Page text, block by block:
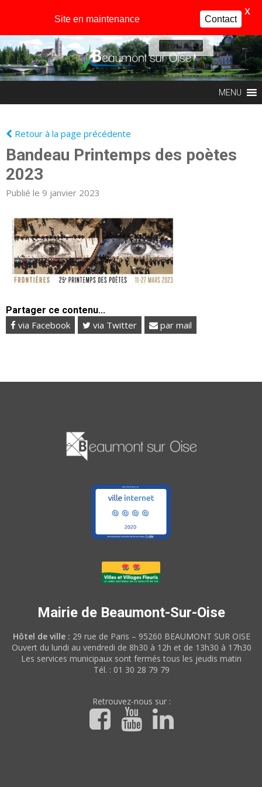
Profil
MENU
Retour à la page précédente
Bandeau Printemps des poètes
2023
Publié le 9 janvier 2023
Partager ce contenu...
via Facebook via Twitter par mail
Mairie de Beaumont-Sur-Oise
Hôtel de ville : 29 rue de Paris – 95260 BEAUMONT SUR OISE
Ouvert du lundi au vendredi de 8h30 à 12h et de 13h30 à 17h30
Les services municipaux sont fermés tous les jeudis matin
Tél. : 01 30 28 79 79
Retrouvez-nous sur :
Site en maintenance Contact
X